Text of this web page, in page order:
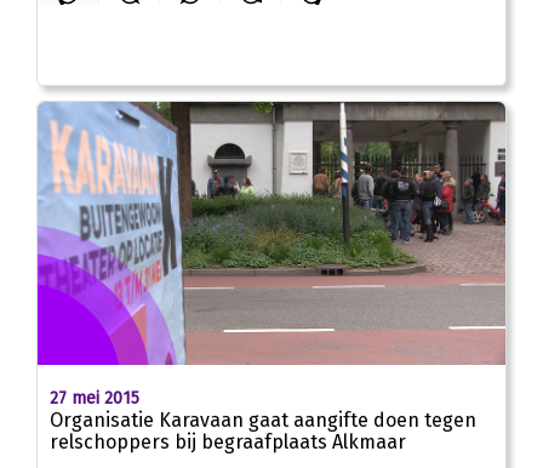
27 mei 2015
Organisatie Karavaan gaat aangifte doen tegen
relschoppers bij begraafplaats Alkmaar